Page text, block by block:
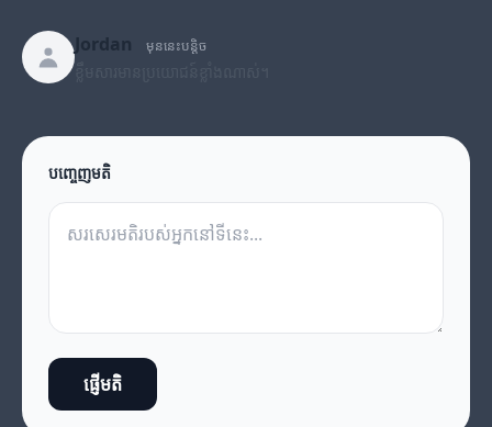
Jordan មុននេះបន្តិច
បញ្ចេញមតិ
ផ្ញើមតិ